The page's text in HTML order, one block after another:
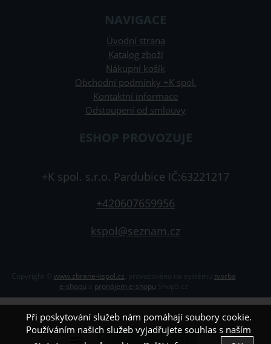
NAVIGACE
Úvodní strana
Katalog zboží
Nákupní košík
Obchodní podmínky +K spol.
Kontaktní informace
Odstoupení od smlouvy
ESHOP PROVOZUJE
+K spol. s.r.o. Pardubice IČ:63221217
+420607659956
kspol@seznam.cz
Copyright © www.zbrane-kspol.cz
tvorba
e-shopu
pronájem e-shopu
Při poskytování služeb nám pomáhají soubory cookie.
Používáním našich služeb vyjadřujete souhlas s naším